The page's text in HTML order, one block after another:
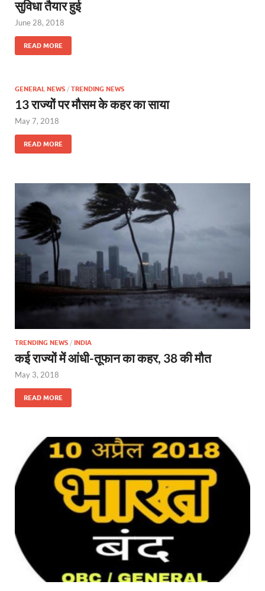
सुविधा तैयार हुई
June 28, 2018
READ MORE
GENERAL NEWS / TRENDING NEWS
13 राज्यों पर मौसम के कहर का साया
May 7, 2018
READ MORE
TRENDING NEWS / INDIA
कई राज्‍यों में आंधी-तूफान का कहर, 38 की मौत
May 3, 2018
READ MORE